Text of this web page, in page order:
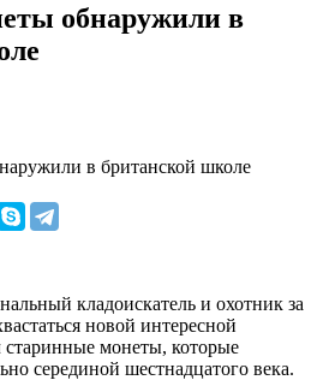
обнаружили в
в британской школе
кладоискатель и охотник за
новой интересной
монеты, которые
серединой шестнадцатого века.